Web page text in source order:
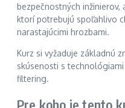
bezpečnostných
ktorí potrebujú spoľahlivo
narastajúcimi hrozbami.
Kurz si vyžaduje základnú
skúsenosti s
filtering.
Pre koho je tento